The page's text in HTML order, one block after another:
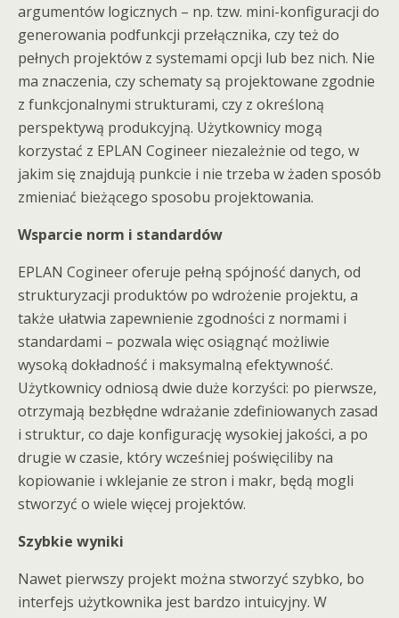
argumentów logicznych – np. tzw. mini-konfiguracji do
generowania podfunkcji przełącznika, czy też do
pełnych projektów z systemami opcji lub bez nich. Nie
ma znaczenia, czy schematy są projektowane zgodnie
z funkcjonalnymi strukturami, czy z określoną
perspektywą produkcyjną. Użytkownicy mogą
korzystać z EPLAN Cogineer niezależnie od tego, w
jakim się znajdują punkcie i nie trzeba w żaden sposób
zmieniać bieżącego sposobu projektowania.
Wsparcie norm i standardów
EPLAN Cogineer oferuje pełną spójność danych, od
strukturyzacji produktów po wdrożenie projektu, a
także ułatwia zapewnienie zgodności z normami i
standardami – pozwala więc osiągnąć możliwie
wysoką dokładność i maksymalną efektywność.
Użytkownicy odniosą dwie duże korzyści: po pierwsze,
otrzymają bezbłędne wdrażanie zdefiniowanych zasad
i struktur, co daje konfigurację wysokiej jakości, a po
drugie w czasie, który wcześniej poświęciliby na
kopiowanie i wklejanie ze stron i makr, będą mogli
stworzyć o wiele więcej projektów.
Szybkie wyniki
Nawet pierwszy projekt można stworzyć szybko, bo
interfejs użytkownika jest bardzo intuicyjny. W